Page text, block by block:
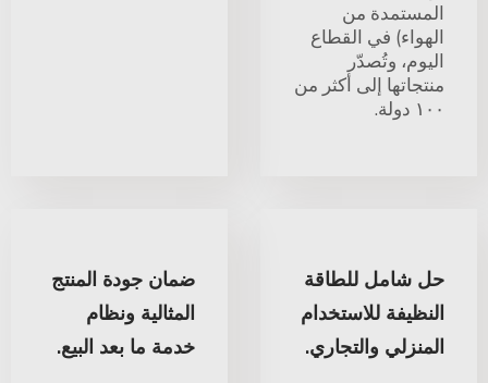
المستمدة من
الهواء) في القطاع
اليوم، وتُصدّر
منتجاتها إلى أكثر من
١٠٠ دولة.
حل شامل للطاقة
النظيفة للاستخدام
المنزلي والتجاري.
ضمان جودة المنتج
المثالية ونظام
خدمة ما بعد البيع.